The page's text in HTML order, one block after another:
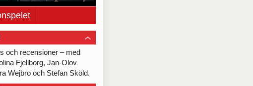
och recensioner – med
Fjellborg, Jan-Olov
Wejbro och Stefan Sköld.